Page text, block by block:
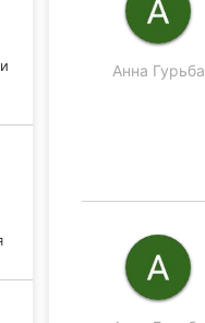
Анна Гурьба